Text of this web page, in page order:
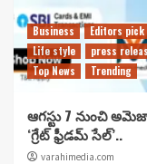
Business
Editors pick
Life style
press
Top News
Trending
ఆగస్టు 7 నుంచి
‘గ్రేట్ ఫ్రీడమ్ సేల్’..
varahimedia.com